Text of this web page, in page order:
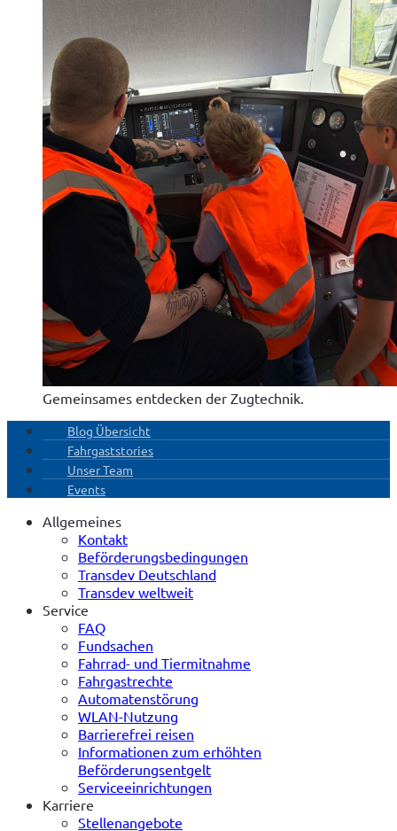
Gemeinsames entdecken der Zugtechnik.
Blog Übersicht
Fahrgaststories
Unser Team
Events
Allgemeines
Kontakt
Beförderungsbedingungen
Transdev Deutschland
Transdev weltweit
Service
FAQ
Fundsachen
Fahrrad- und Tiermitnahme
Fahrgastrechte
Automatenstörung
WLAN-Nutzung
Barrierefrei reisen
Informationen zum erhöhten
Beförderungsentgelt
Serviceeinrichtungen
Karriere
Stellenangebote